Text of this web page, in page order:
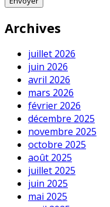
Archives
juillet 2026
juin 2026
avril 2026
mars 2026
février 2026
décembre 2025
novembre 2025
octobre 2025
août 2025
juillet 2025
juin 2025
mai 2025